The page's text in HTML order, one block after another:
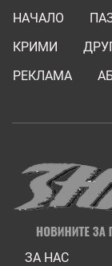
НАЧАЛО
КРИМИ
РЕКЛАМА
ЗА НАС